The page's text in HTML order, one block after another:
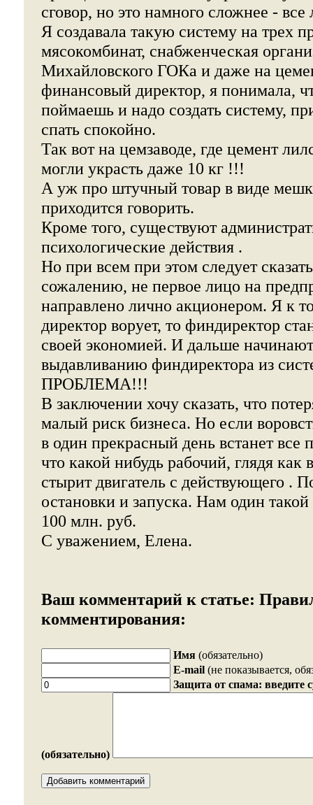
сговор, но это намного сложнее -
Я создавала такую систему на трех
мясокомбинат, снабженческая
Михайловского ГОКа и даже на
финансовый директор, я понимала,
поймаешь и надо создать систему,
спать спокойно.
Так вот на цемзаводе, где цемент
могли украсть даже 10 кг !!!
А уж про штучный товар в виде
приходится говорить.
Кроме того, существуют
психологические действия .
Но при всем при этом следует
сожалению, не первое лицо на
направлено лично акционером. Я к
директор ворует, то финдиректор
своей экономией. И дальше
выдавливанию финдиректора из
ПРОБЛЕМА!!!
В заключении хочу сказать, что
малый риск бизнеса. Но если
в один прекрасный день встанет все
что какой нибудь рабочий, глядя как
стырит двигатель с действующего .
остановки и запуска. Нам один такой
100 млн. руб.
С уважением, Елена.
Ваш комментарий к статье:
комментирования:
Имя (обязательно)
E-mail (не показывается,
Защита от спама: введите
(обязательно)